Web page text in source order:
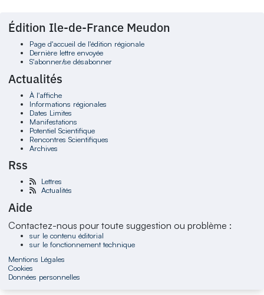
Édition Ile-de-France Meudon
Page d'accueil de l'édition régionale
Dernière lettre envoyée
S'abonner/se désabonner
Actualités
À l'affiche
Informations régionales
Dates Limites
Manifestations
Potentiel Scientifique
Rencontres Scientifiques
Archives
Rss
Lettres
Actualités
Aide
Contactez-nous pour toute suggestion ou problème :
sur le contenu éditorial
sur le fonctionnement technique
Mentions Légales
Cookies
Données personnelles